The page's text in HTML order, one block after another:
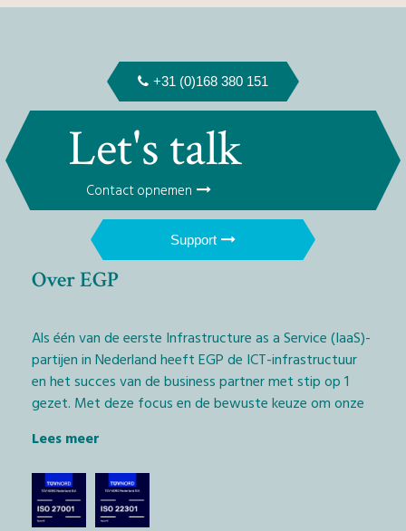
+31 (0)168 380 151
Let's talk
Contact opnemen
Support
Over EGP
Als één van de eerste Infrastructure as a Service (IaaS)-
partijen in Nederland heeft EGP de ICT-infrastructuur
en het succes van de business partner met stip op 1
gezet. Met deze focus en de bewuste keuze om onze
geven wij Managed Service Providers (MSP’s) en
softwarebedrijven (ISV’s) de kans daadwerkelijk het
verschil te maken.
Lees meer